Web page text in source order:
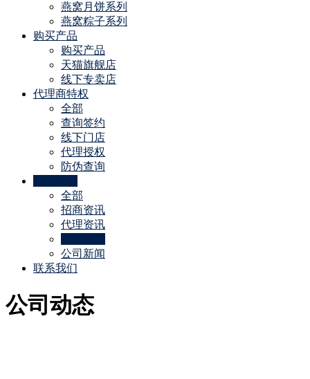
燕窝月饼系列
燕窝粽子系列
购买产品
购买产品
天猫旗舰店
线下专卖店
代理商特权
全部
查询签约
线下门店
代理授权
防伪查询
全部
招商资讯
代理资讯
公司新闻
联系我们
公司动态